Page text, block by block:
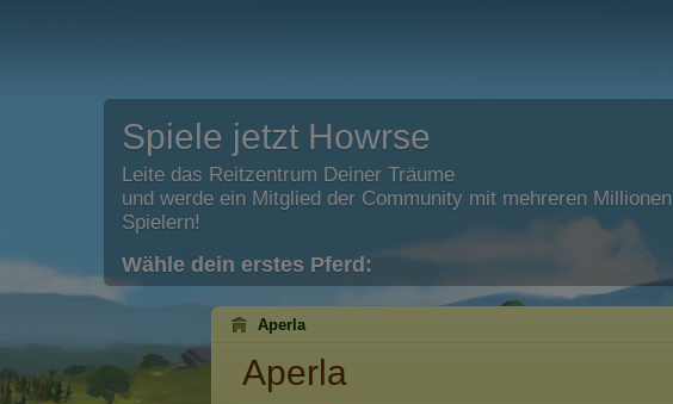
Spiele jetzt Howrse
Leite das Reitzentrum Deiner Träume
und werde ein Mitglied der Community mit mehreren Millionen
Spielern!
Wähle dein erstes Pferd:
Aperla
Aperla